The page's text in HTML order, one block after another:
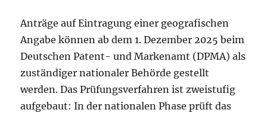
Anträge auf Eintragung einer geografischen
Angabe können ab dem 1. Dezember 2025 beim
Deutschen Patent- und Markenamt (DPMA) als
zuständiger nationaler Behörde gestellt
werden. Das Prüfungsverfahren ist zweistufig
aufgebaut: In der nationalen Phase prüft das